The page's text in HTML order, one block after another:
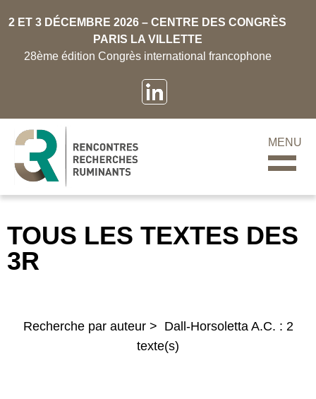
2 ET 3 DÉCEMBRE 2026 – CENTRE DES CONGRÈS
PARIS LA VILLETTE
28ème édition Congrès international francophone
MENU
TOUS LES TEXTES DES
3R
Recherche par auteur > Dall-Horsoletta A.C. : 2
texte(s)